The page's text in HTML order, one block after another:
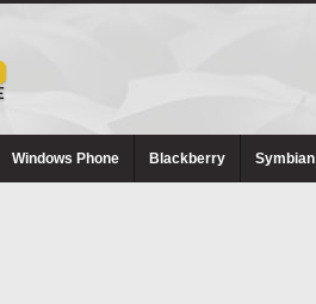
Windows Phone Blackberry Symbian